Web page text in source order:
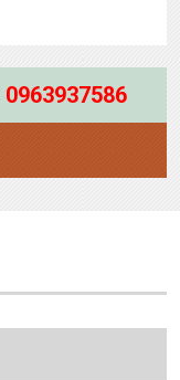
0963937586